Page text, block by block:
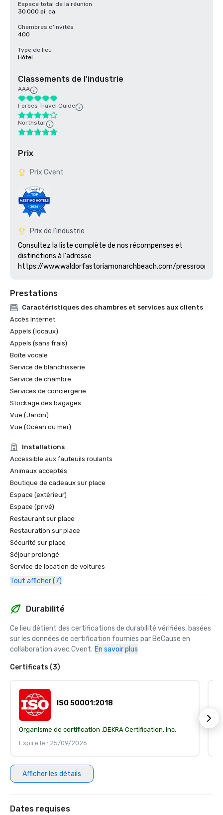
Espace total de la réunion
30 000 pi. ca.
Chambres d'invités
400
Type de lieu
Hôtel
Classements de l'industrie
AAA
Forbes Travel Guide
Northstar
Prix
Prix Cvent
Prix de l'industrie
Consultez la liste complète de nos récompenses et
distinctions à l'adresse
https://www.waldorfastoriamonarchbeach.com/pressroom
Prestations
Caractéristiques des chambres et services aux clients
Accès Internet
Appels (locaux)
Appels (sans frais)
Boîte vocale
Service de blanchisserie
Service de chambre
Services de conciergerie
Stockage des bagages
Vue (Jardin)
Vue (Océan ou mer)
Installations
Accessible aux fauteuils roulants
Animaux acceptés
Boutique de cadeaux sur place
Espace (extérieur)
Espace (privé)
Restaurant sur place
Restauration sur place
Sécurité sur place
Séjour prolongé
Service de location de voitures
Tout afficher (7)
Durabilité
Ce lieu détient des certifications de durabilité vérifiées, basées
sur les données de certification fournies par BeCause en
collaboration avec Cvent. En savoir plus
Certificats (3)
ISO 50001:2018
Organisme de certification :DEKRA Certification, Inc.
Expire le : 25/09/2026
Afficher les détails
Dates requises